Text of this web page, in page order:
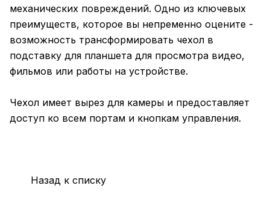
механических повреждений. Одно из ключевых
преимуществ, которое вы непременно оцените -
возможность трансформировать чехол в
подставку для планшета для просмотра видео,
фильмов или работы на устройстве.
Чехол имеет вырез для камеры и предоставляет
доступ ко всем портам и кнопкам управления.
Назад к списку